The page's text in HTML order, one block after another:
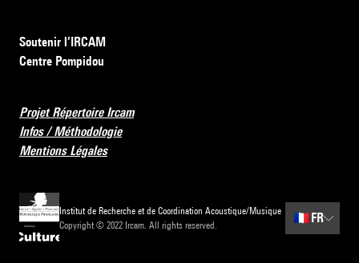
Soutenir l’IRCAM
Centre Pompidou
Projet Répertoire Ircam
Infos / Méthodologie
Mentions Légales
Institut de Recherche et de Coordination Acoustique/Musique
Copyright © 2022 Ircam. All rights reserved.
🇫🇷 FR